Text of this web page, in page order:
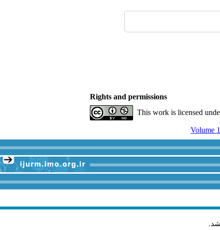
Rights and permissions
This work is licensed
Volume
.